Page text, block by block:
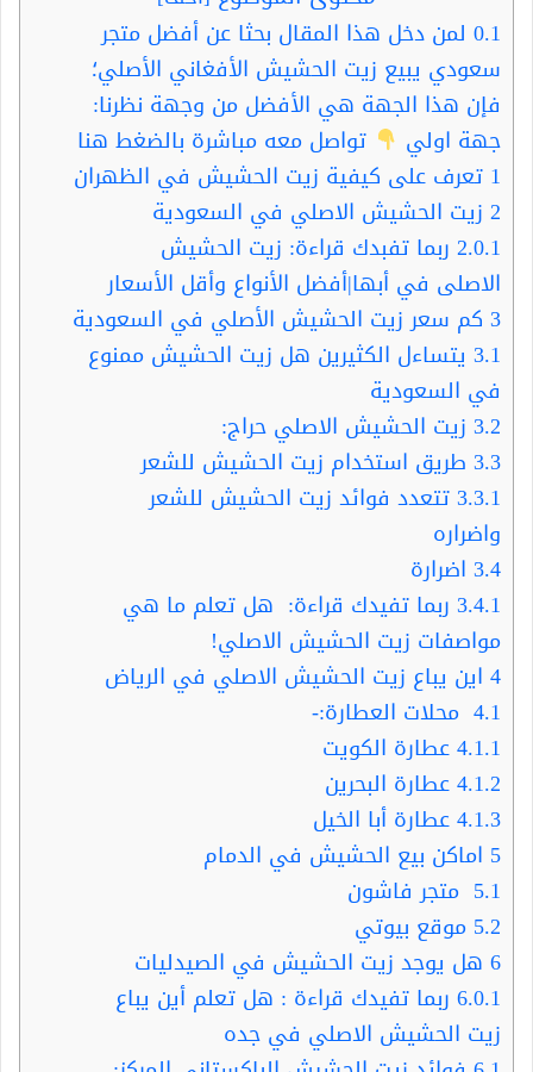
0.1 لمن دخل هذا المقال بحثا عن أفضل متجر
سعودي يبيع زيت الحشيش الأفغاني الأصلي؛
فإن هذا الجهة هي الأفضل من وجهة نظرنا:
جهة اولي
تواصل معه مباشرة بالضغط هنا
1 تعرف على كيفية زيت الحشيش في الظهران
2 زيت الحشيش الاصلي في السعودية
2.0.1 ربما تفبدك قراءة: زيت الحشيش
الاصلى في أبها|أفضل الأنواع وأقل الأسعار
3 كم سعر زيت الحشيش الأصلي في السعودية
3.1 يتساءل الكثيرين هل زيت الحشيش ممنوع
في السعودية
3.2 زيت الحشيش الاصلي حراج:
3.3 طريق استخدام زيت الحشيش للشعر
3.3.1تتعدد فوائد زيت الحشيش للشعر
واضراره
3.4 اضرارة
3.4.1 ربما تفيدك قراءة: هل تعلم ما هي
مواصفات زيت الحشيش الاصلي!
4 اين يباع زيت الحشيش الاصلي في الرياض
4.1 محلات العطارة:-
4.1.1عطارة الكويت
4.1.2عطارة البحرين
4.1.3عطارة أبا الخيل
5 اماكن بيع الحشيش في الدمام
5.1 متجر فاشون
5.2 موقع بيوتي
6 هل يوجد زيت الحشيش في الصيدليات
6.0.1 ربما تفيدك قراءة : هل تعلم أين يباع
زيت الحشيش الاصلي في جده